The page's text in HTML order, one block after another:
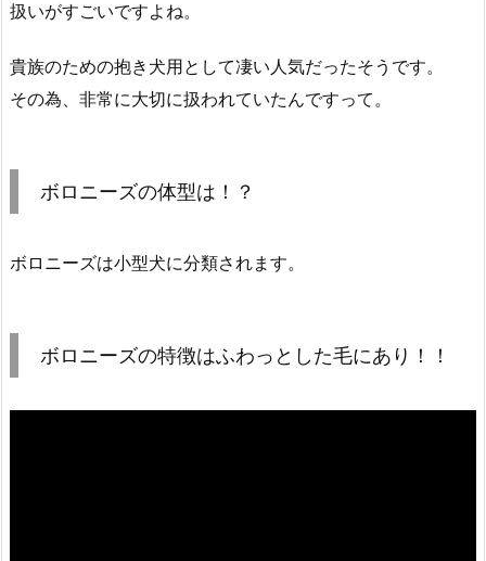
扱いがすごいですよね。
貴族のための抱き犬用として凄い人気だったそうです。
その為、非常に大切に扱われていたんですって。
ボロニーズの体型は！？
ボロニーズは小型犬に分類されます。
ボロニーズの特徴はふわっとした毛にあり！！